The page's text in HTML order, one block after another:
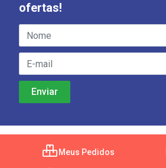
ofertas!
Meus Pedidos